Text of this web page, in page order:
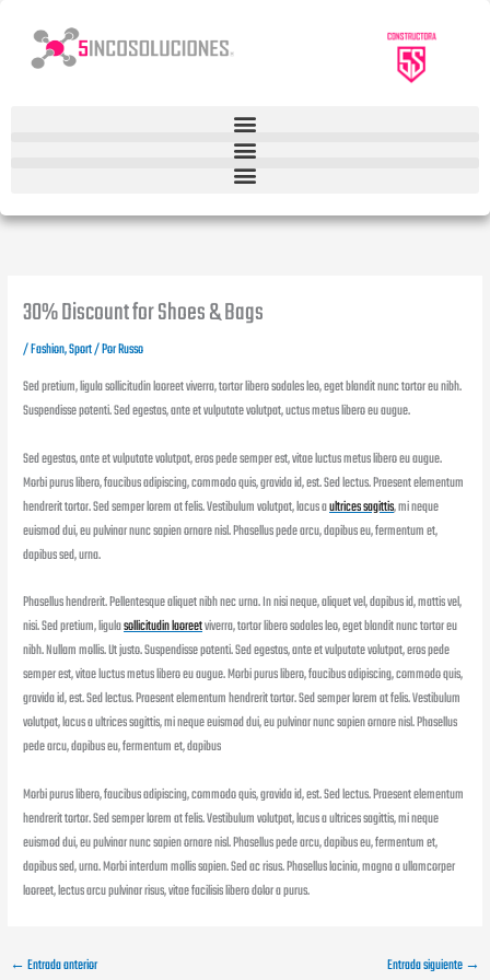
contenido
30% Discount for Shoes & Bags
/Fashion,Sport/ PorRusso
Sed pretium, ligula sollicitudin laoreet viverra, tortor libero sodales leo, eget blandit nunc tortor eu nibh.
Suspendisse potenti. Sed egestas, ante et vulputate volutpat, uctus metus libero eu augue.
Sed egestas, ante et vulputate volutpat, eros pede semper est, vitae luctus metus libero eu augue.
Morbi purus libero, faucibus adipiscing, commodo quis, gravida id, est. Sed lectus. Praesent elementum
hendrerit tortor. Sed semper lorem at felis. Vestibulum volutpat, lacus aultrices sagittis, mi neque
euismod dui, eu pulvinar nunc sapien ornare nisl. Phasellus pede arcu, dapibus eu, fermentum et,
dapibus sed, urna.
Phasellus hendrerit. Pellentesque aliquet nibh nec urna. In nisi neque, aliquet vel, dapibus id, mattis vel,
nisi. Sed pretium, ligulasollicitudin laoreetviverra, tortor libero sodales leo, eget blandit nunc tortor eu
nibh. Nullam mollis. Ut justo. Suspendisse potenti. Sed egestas, ante et vulputate volutpat, eros pede
semper est, vitae luctus metus libero eu augue. Morbi purus libero, faucibus adipiscing, commodo quis,
gravida id, est. Sed lectus. Praesent elementum hendrerit tortor. Sed semper lorem at felis. Vestibulum
volutpat, lacus a ultrices sagittis, mi neque euismod dui, eu pulvinar nunc sapien ornare nisl. Phasellus
pede arcu, dapibus eu, fermentum et, dapibus
Morbi purus libero, faucibus adipiscing, commodo quis, gravida id, est. Sed lectus. Praesent elementum
hendrerit tortor. Sed semper lorem at felis. Vestibulum volutpat, lacus a ultrices sagittis, mi neque
euismod dui, eu pulvinar nunc sapien ornare nisl. Phasellus pede arcu, dapibus eu, fermentum et,
dapibus sed, urna. Morbi interdum mollis sapien. Sed ac risus. Phasellus lacinia, magna a ullamcorper
laoreet, lectus arcu pulvinar risus, vitae facilisis libero dolor a purus.
← Entrada anterior Entrada siguiente →